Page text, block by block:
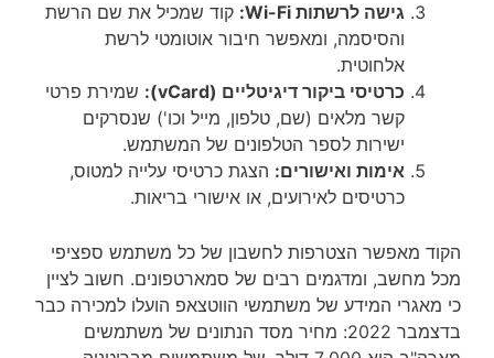
גישה לרשתות Wi-Fi:
קוד שמכיל את שם הרשת
והסיסמה, ומאפשר חיבור אוטומטי לרשת
אלחוטית.
כרטיסי ביקור דיגיטליים (vCard):
שמירת פרטי
קשר מלאים (שם, טלפון, מייל וכו') שנסרקים
ישירות לספר הטלפונים של המשתמש.
אימות ואישורים: הצגת כרטיסי עלייה למטוס,
כרטיסים לאירועים, או אישורי בריאות.
הקוד מאפשר הצטרפות לחשבון של כל משתמש ספציפי
מכל מחשב, ומדגמים רבים של סמארטפונים. חשוב לציין
כי מאגרי המידע של משתמשי הווטצאפ הועלו למכירה כבר
בדצמבר 2022: מחיר מסד הנתונים של משתמשים